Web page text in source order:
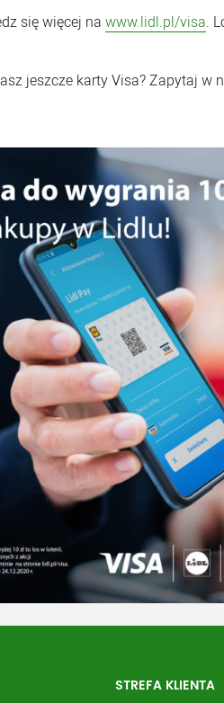
się więcej na www.lidl.pl/visa.
jeszcze karty Visa? Zapytaj w
STREFA KLIENTA